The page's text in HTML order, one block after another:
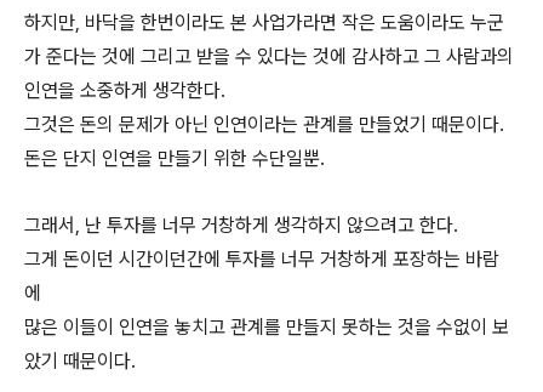
하지만, 바닥을 한번이라도 본 사업가라면 작은 도움이라도 누군
가 준다는 것에 그리고 받을 수 있다는 것에 감사하고 그 사람과의
인연을 소중하게 생각한다.
그것은 돈의 문제가 아닌 인연이라는 관계를 만들었기 때문이다.
돈은 단지 인연을 만들기 위한 수단일뿐.
그래서, 난 투자를 너무 거창하게 생각하지 않으려고 한다.
그게 돈이던 시간이던간에 투자를 너무 거창하게 포장하는 바람
에
많은 이들이 인연을 놓치고 관계를 만들지 못하는 것을 수없이 보
았기 때문이다.